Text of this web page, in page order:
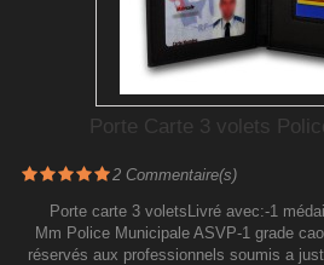
Porte Carte 3 volets
2 Commentaire(s)
Porte carte 3 voletsLivré avec:-1
Mm Police Municipale ASVP-1 grade
réservés aux professionnels soumis a